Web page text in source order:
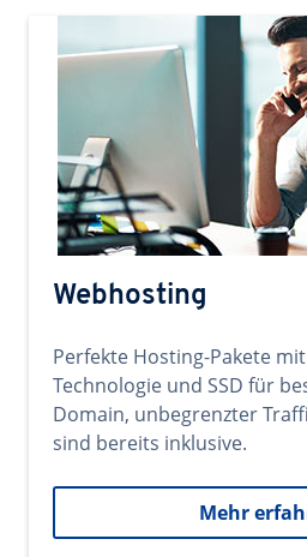
Webhosting
Perfekte Hosting-Pakete
Technologie und SSD für
Domain, unbegrenzter
sind bereits inklusive.
Mehr